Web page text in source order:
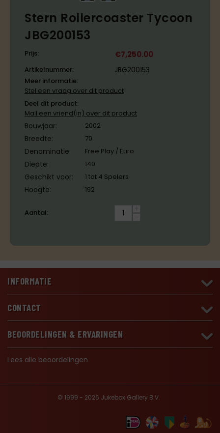
Stern Rollercoaster Tycoon
JBG200153
Prijs: €7,250.00
Artikelnummer: JBG200153
Meer informatie:
Stel een vraag over dit product
Deel dit product:
Mail een vriend(in) over dit product
Bouwjaar: 2002
Breedte: 70
Denominatie: Free Play / Euro
Diepte: 140
Geschikt voor: 1 tot 4 Spelers
Hoogte: 192
Aantal: +
−
INFORMATIE
CONTACT
BEOORDELINGEN & ERVARINGEN
Lees alle beoordelingen
© 1999 - 2026 Jukebox Gallery B.V.